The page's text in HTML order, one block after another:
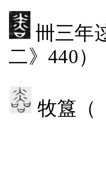
卌三年
二》440）
牧簋（